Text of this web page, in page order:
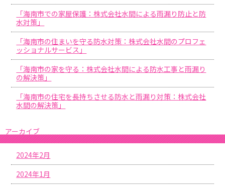
「海南市での家屋保護：株式会社水間による雨漏り防止と防
水対策」
「海南市の住まいを守る防水対策：株式会社水間のプロフェ
ッショナルサービス」
「海南市の家を守る：株式会社水間による防水工事と雨漏り
の解決策」
「海南市の住宅を長持ちさせる防水と雨漏り対策：株式会社
水間の解決策」
アーカイブ
2024年2月
2024年1月